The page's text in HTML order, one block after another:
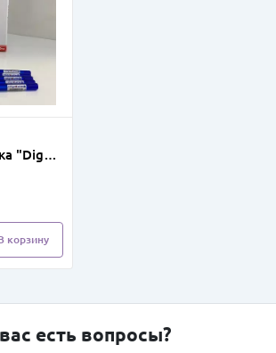
"Digno
корзину
есть вопросы?